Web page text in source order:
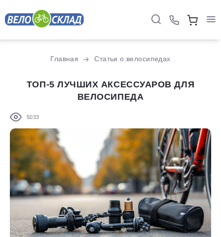
Главная Статьи о велосипедах
ТОП-5 ЛУЧШИХ АКСЕССУАРОВ ДЛЯ
ВЕЛОСИПЕДА
5033